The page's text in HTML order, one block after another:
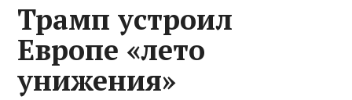
Трамп устроил
Европе «лето
унижения»